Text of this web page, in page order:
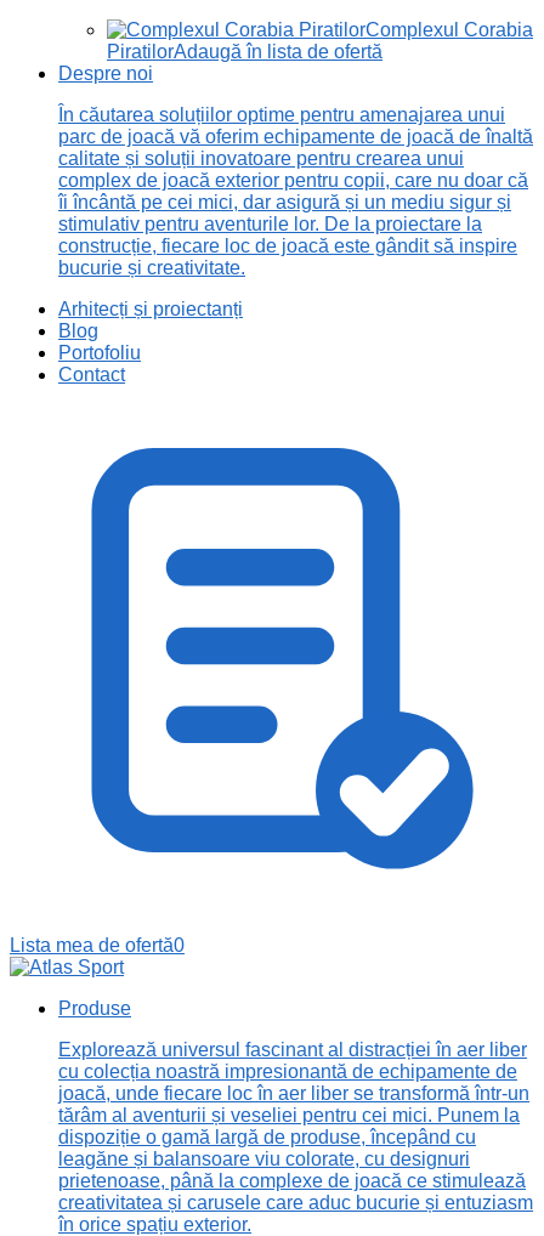
Complexul Corabia
PiratilorAdaugă în lista de ofertă
Despre noi
În căutarea soluțiilor optime pentru amenajarea unui
parc de joacă vă oferim echipamente de joacă de înaltă
calitate și soluții inovatoare pentru crearea unui
complex de joacă exterior pentru copii, care nu doar că
îi încântă pe cei mici, dar asigură și un mediu sigur și
stimulativ pentru aventurile lor. De la proiectare la
construcție, fiecare loc de joacă este gândit să inspire
bucurie și creativitate.
Arhitecți și proiectanți
Blog
Portofoliu
Contact
Lista mea de ofertă0
Produse
Explorează universul fascinant al distracției în aer liber
cu colecția noastră impresionantă de echipamente de
joacă, unde fiecare loc în aer liber se transformă într-un
tărâm al aventurii și veseliei pentru cei mici. Punem la
dispoziție o gamă largă de produse, începând cu
leagăne și balansoare viu colorate, cu designuri
prietenoase, până la complexe de joacă ce stimulează
creativitatea și carusele care aduc bucurie și entuziasm
în orice spațiu exterior.